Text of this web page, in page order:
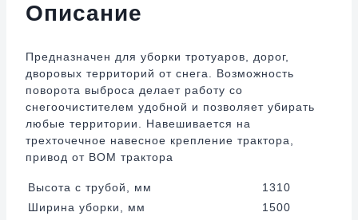
Описание
Предназначен для уборки тротуаров, дорог,
дворовых территорий от снега. Возможность
поворота выброса делает работу со
снегоочистителем удобной и позволяет убирать
любые территории. Навешивается на
трехточечное навесное крепление трактора,
привод от ВОМ трактора
Высота с трубой, мм
1310
Ширина уборки, мм
1500